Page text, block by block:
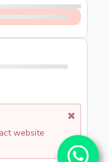
website